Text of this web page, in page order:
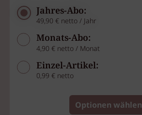
Jahres-Abo:
49,90 € netto / Jahr
Monats-Abo:
4,90 € netto / Monat
Einzel-Artikel:
0,99 € netto
Optionen wählen